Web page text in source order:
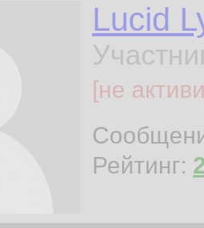
Lucid
[не
Рейтинг: